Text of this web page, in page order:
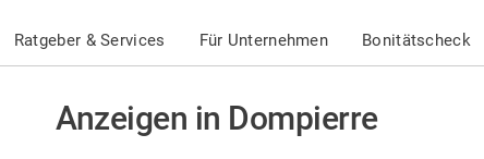
Ratgeber & Services Für Unternehmen Bonitätscheck
Anzeigen in Dompierre